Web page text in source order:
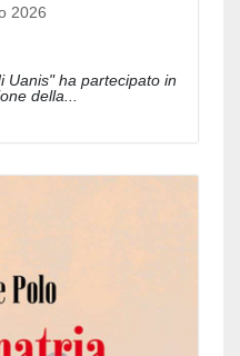
2026
Uanis" ha partecipato in
della...